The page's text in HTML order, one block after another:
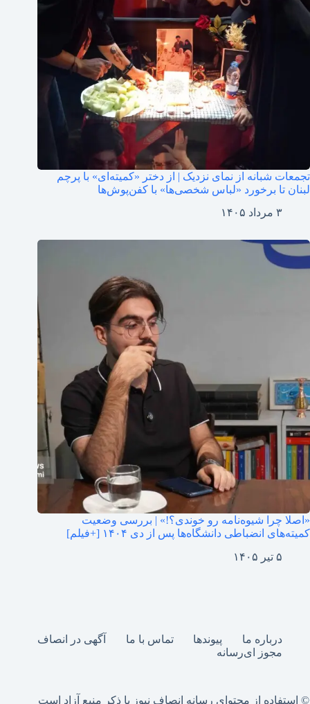
تجمعات شبانه از نمای نزدیک | از دختر «کمیته‌ای» با پرچم
لبنان تا برخورد «لباس شخصی‌ها» با کفن‌پوش‌ها
۳ مرداد ۱۴۰۵
«اصلا چرا شیوه‌نامه رو خوندی؟!» | بررسی وضعیت
کمیته‌های انضباطی دانشگاه‌ها پس از دی ۱۴۰۴ [+فیلم]
۵ تیر ۱۴۰۵
درباره ما پیوندها تماس با ما
آگهی در انصاف
مجوز ای‌رسانه
© استفاده از محتوای رسانه انصاف نیوز با ذکر منبع آزاد است